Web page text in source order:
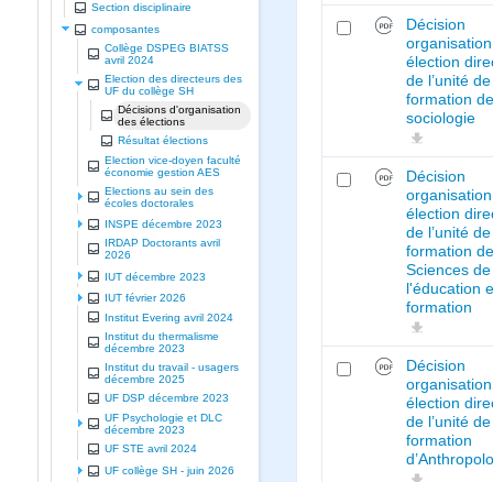
Section disciplinaire
composantes
Collège DSPEG BIATSS
avril 2024
Election des directeurs des
UF du collège SH
Décisions d'organisation
des élections
Résultat élections
Election vice-doyen faculté
économie gestion AES
Elections au sein des
écoles doctorales
INSPE décembre 2023
IRDAP Doctorants avril
2026
IUT décembre 2023
IUT février 2026
Institut Evering avril 2024
Institut du thermalisme
décembre 2023
Institut du travail - usagers
décembre 2025
UF DSP décembre 2023
UF Psychologie et DLC
décembre 2023
UF STE avril 2024
UF collège SH - juin 2026
Décision
organisation
élection
de l’unité de
formation
sociologie
Décision
organisation
élection
de l’unité de
formation
Sciences de
l'éducation
formation
Décision
organisation
élection
de l’unité de
formation